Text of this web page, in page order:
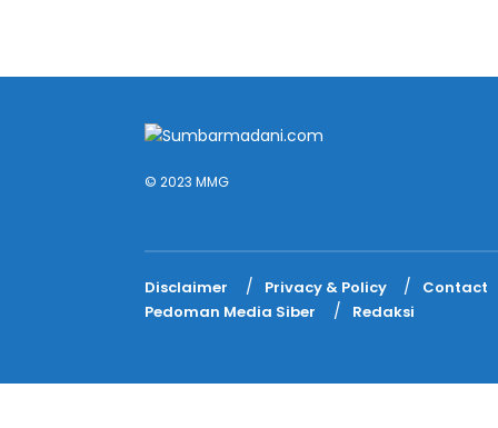
© 2023 MMG
Disclaimer Privacy & Policy
Contact
Pedoman Media Siber
Redaksi